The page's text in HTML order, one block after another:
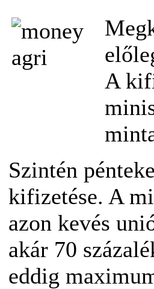
A
Szintén
kifizetése. A
azon kevés
akár 70
eddig